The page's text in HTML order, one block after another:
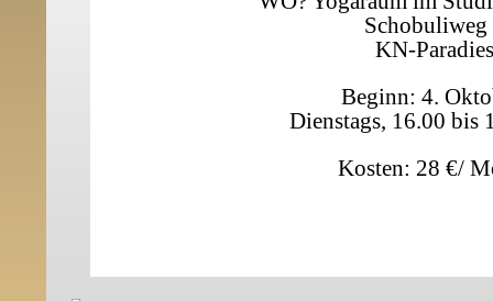
Schobuliweg
KN-Paradies
Beginn: 4.
Dienstags, 16.00 bis
Kosten: 28 €/